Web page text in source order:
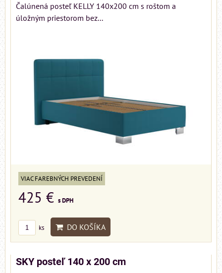
Čalúnená posteľ KELLY 140x200 cm s roštom a
úložným priestorom bez...
VIAC FAREBNÝCH PREVEDENÍ
425 € s DPH
ks DO KOŠÍKA
SKY posteľ 140 x 200 cm